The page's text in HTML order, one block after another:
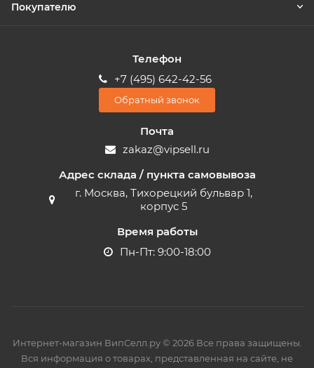
Покупателю
Телефон
+7 (495) 642-42-56
Обратный звонок
Почта
zakaz@vipsell.ru
Адрес склада / пункта самовывоза
г. Москва, Тихорецкий бульвар 1,
корпус 5
Время работы
Пн-Пт: 9:00-18:00
Интернет-магазин ВипСелл.ру © 2026 Все права защищены.
Вся информация о товарах, представленная на сайте, не